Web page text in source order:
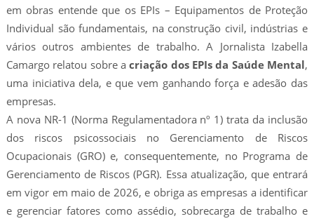
em obras entende que os EPIs – Equipamentos de Proteção
Individual são fundamentais, na construção civil, indústrias e
vários outros ambientes de trabalho. A Jornalista Izabella
Camargo relatou sobre acriação dos EPIs da Saúde Mental,
uma iniciativa dela, e que vem ganhando força e adesão das
empresas.
A nova NR-1 (Norma Regulamentadora nº 1) trata da inclusão
dos riscos psicossociais no Gerenciamento de Riscos
Ocupacionais (GRO) e, consequentemente, no Programa de
Gerenciamento de Riscos (PGR). Essa atualização, que entrará
em vigor em maio de 2026, e obriga as empresas a identificar
e gerenciar fatores como assédio, sobrecarga de trabalho e